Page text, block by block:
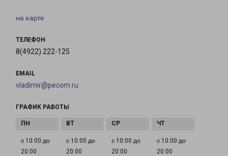
на карте
ТЕЛЕФОН
8(4922) 222-125
EMAIL
vladimir@pecom.ru
ГРАФИК РАБОТЫ
с 10:00 до
20:00
с 10:00 до
20:00
с 10:00 до
20:00
с 10:00 до
20:00